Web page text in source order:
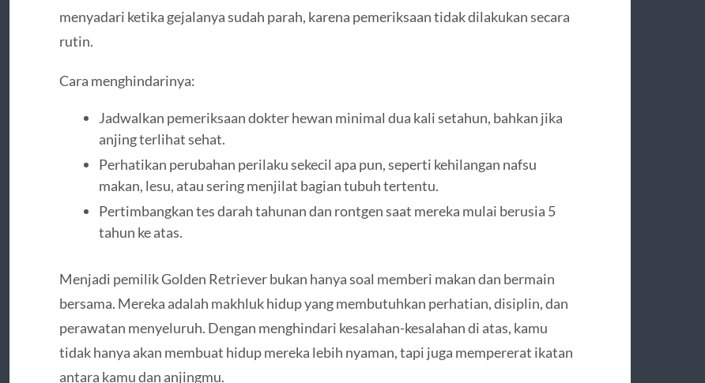
menyadari ketika gejalanya sudah parah, karena pemeriksaan tidak dilakukan secara
rutin.
Cara menghindarinya:
Jadwalkan pemeriksaan dokter hewan minimal dua kali setahun, bahkan jika
anjing terlihat sehat.
Perhatikan perubahan perilaku sekecil apa pun, seperti kehilangan nafsu
makan, lesu, atau sering menjilat bagian tubuh tertentu.
Pertimbangkan tes darah tahunan dan rontgen saat mereka mulai berusia 5
tahun ke atas.
Menjadi pemilik Golden Retriever bukan hanya soal memberi makan dan bermain
bersama. Mereka adalah makhluk hidup yang membutuhkan perhatian, disiplin, dan
perawatan menyeluruh. Dengan menghindari kesalahan-kesalahan di atas, kamu
tidak hanya akan membuat hidup mereka lebih nyaman, tapi juga mempererat ikatan
antara kamu dan anjingmu.